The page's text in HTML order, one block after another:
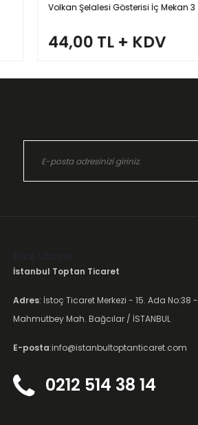
Volkan Şelalesi Gösterisi İç Mekan 3
44,00 TL + KDV
İstanbul Toptan Ticaret
Adres: İstoç Ticaret Merkezi - 15. Ada No:38 -
Mahmutbey Mah. Bağcılar / İSTANBUL
E-posta:info@istanbultoptanticaret.com
0212 514 38 14